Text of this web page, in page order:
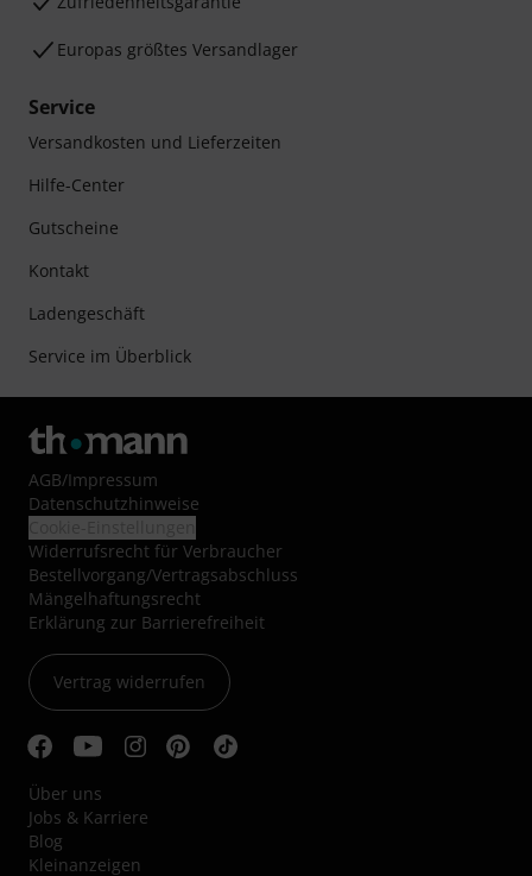
Europas größtes Versandlager
Service
Versandkosten und Lieferzeiten
Hilfe-Center
Gutscheine
Kontakt
Ladengeschäft
Service im Überblick
AGB/Impressum
Datenschutzhinweise
Widerrufsrecht für Verbraucher
Bestellvorgang/Vertragsabschluss
Mängelhaftungsrecht
Erklärung zur Barrierefreiheit
Vertrag widerrufen
Über uns
Jobs & Karriere
Blog
Kleinanzeigen